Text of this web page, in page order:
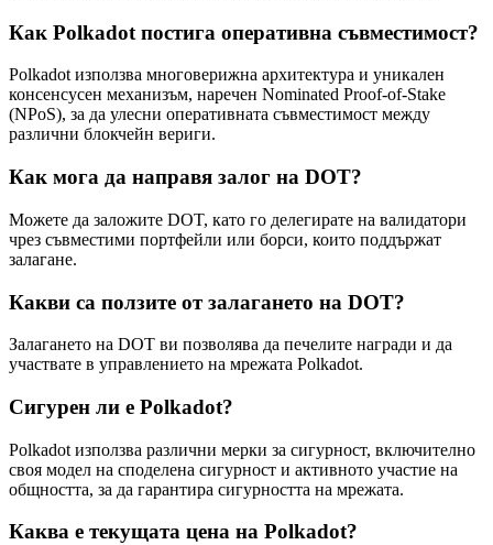
Как Polkadot постига оперативна съвместимост?
Polkadot използва многоверижна архитектура и уникален
консенсусен механизъм, наречен Nominated Proof-of-Stake
(NPoS), за да улесни оперативната съвместимост между
различни блокчейн вериги.
Как мога да направя залог на DOT?
Можете да заложите DOT, като го делегирате на валидатори
чрез съвместими портфейли или борси, които поддържат
залагане.
Какви са ползите от залагането на DOT?
Залагането на DOT ви позволява да печелите награди и да
участвате в управлението на мрежата Polkadot.
Сигурен ли е Polkadot?
Polkadot използва различни мерки за сигурност, включително
своя модел на споделена сигурност и активното участие на
общността, за да гарантира сигурността на мрежата.
Каква е текущата цена на Polkadot?